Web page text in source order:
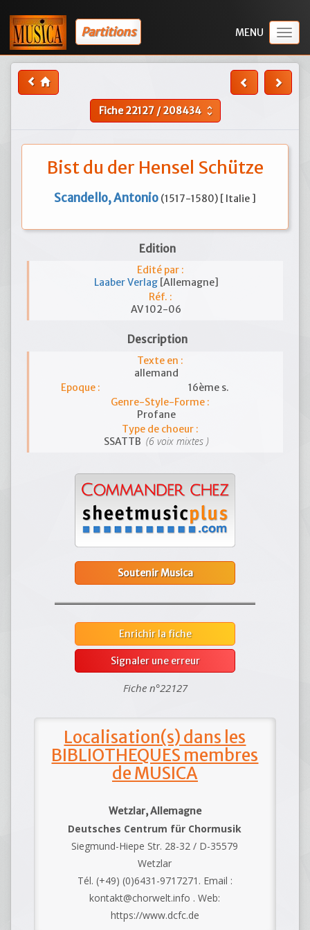
Partitions
Fiche22127/208434 unfold_more
Bist du der Hensel Schütze
Scandello, Antonio (1517-1580) [ Italie ]
Edition
Edité par :
Laaber Verlag [Allemagne]
Réf. :
AV 102-06
Description
Texte en :
allemand
Epoque :
16ème s.
Genre-Style-Forme :
Profane
Type de choeur :
SSATTB (6 voix mixtes )
Soutenir Musica
Enrichir la fiche
Signaler une erreur
Fiche n°22127
Localisation(s) dans les
BIBLIOTHEQUES membres
de MUSICA
Wetzlar, Allemagne
Deutsches Centrum für Chormusik
Siegmund-Hiepe Str. 28-32 / D-35579
Wetzlar
Tél. (+49) (0)6431-9717271. Email :
kontakt@chorwelt.info . Web:
https://www.dcfc.de